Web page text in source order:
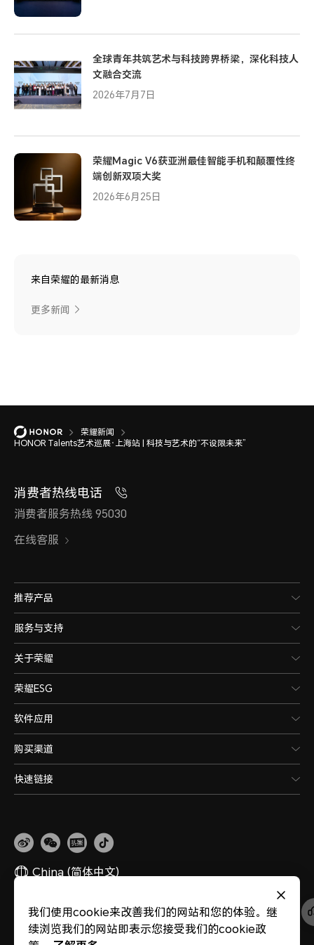
全球青年共筑艺术与科技跨界桥梁，深化科技人
文融合交流
2026年7月7日
荣耀Magic V6获亚洲最佳智能手机和颠覆性终
端创新双项大奖
2026年6月25日
来自荣耀的最新消息
更多新闻
荣耀新闻
HONOR Talents艺术巡展·上海站 | 科技与艺术的“不设限未来”
消费者热线电话
消费者服务热线 95030
在线客服
推荐产品
服务与支持
关于荣耀
荣耀ESG
软件应用
购买渠道
快速链接
China (简体中文)
网站地图 隐私政策 使用条款 关于cookies 法律信息 除名查询
版权所有 © 荣耀终端股份有限公司 2020-2026 保留一切权利。
粤公网安备
我们使用cookie来改善我们的网站和您的体验。继
续浏览我们的网站即表示您接受我们的cookie政